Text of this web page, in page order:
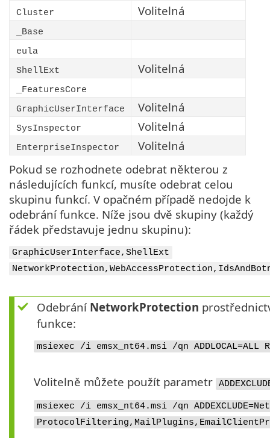
Cluster Volitelná
_Base
eula
ShellExt
Volitelná
_FeaturesCore
GraphicUserInterface
Volitelná
SysInspector Volitelná
EnterpriseInspector
Volitelná
Pokud se rozhodnete odebrat některou z
následujících funkcí, musíte odebrat celou
skupinu funkcí. V opačném případě nedojde k
odebrání funkce. Níže jsou dvě skupiny (každý
řádek představuje jednu skupinu):
GraphicUserInterface,ShellExt
Odebrání NetworkProtection
funkce:
msiexec /i emsx_nt64.msi /qn ADDLOCAL=ALL
Volitelně můžete použít parametr
msiexec /i emsx_nt64.msi /qn